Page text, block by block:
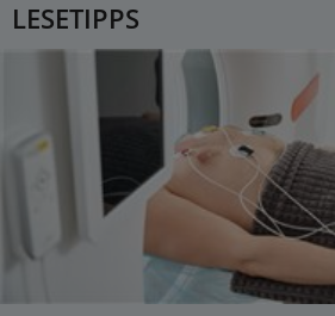
LESETIPPS